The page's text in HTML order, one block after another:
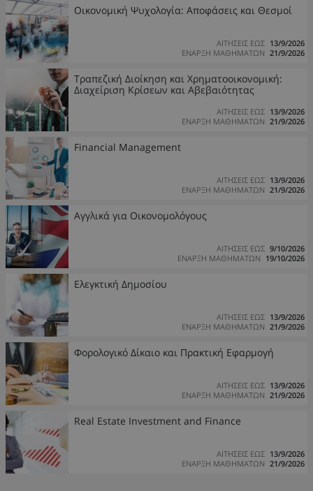
Οικονομική Ψυχολογία: Αποφάσεις και Θεσμοί
ΑΙΤΗΣΕΙΣ ΕΩΣ 13/9/2026
ΕΝΑΡΞΗ ΜΑΘΗΜΑΤΩΝ 21/9/2026
Τραπεζική Διοίκηση και Χρηματοοικονομική:
Διαχείριση Κρίσεων και Αβεβαιότητας
ΑΙΤΗΣΕΙΣ ΕΩΣ 13/9/2026
ΕΝΑΡΞΗ ΜΑΘΗΜΑΤΩΝ 21/9/2026
Financial Management
ΑΙΤΗΣΕΙΣ ΕΩΣ 13/9/2026
ΕΝΑΡΞΗ ΜΑΘΗΜΑΤΩΝ 21/9/2026
Αγγλικά για Οικονομολόγους
ΑΙΤΗΣΕΙΣ ΕΩΣ 9/10/2026
ΕΝΑΡΞΗ ΜΑΘΗΜΑΤΩΝ 19/10/2026
Ελεγκτική Δημοσίου
ΑΙΤΗΣΕΙΣ ΕΩΣ 13/9/2026
ΕΝΑΡΞΗ ΜΑΘΗΜΑΤΩΝ 21/9/2026
Φορολογικό Δίκαιο και Πρακτική Εφαρμογή
ΑΙΤΗΣΕΙΣ ΕΩΣ 13/9/2026
ΕΝΑΡΞΗ ΜΑΘΗΜΑΤΩΝ 21/9/2026
Real Estate Investment and Finance
ΑΙΤΗΣΕΙΣ ΕΩΣ 13/9/2026
ΕΝΑΡΞΗ ΜΑΘΗΜΑΤΩΝ 21/9/2026